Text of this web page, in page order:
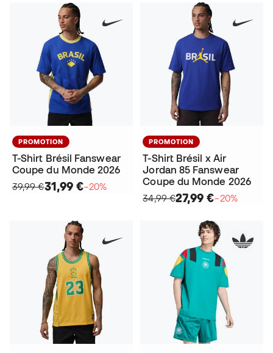
PROMOTION
T-Shirt Brésil Fanswear
Coupe du Monde 2026
39,99 €31,99 €−20%
PROMOTION
T-Shirt Brésil x Air
Jordan 85 Fanswear
Coupe du Monde 2026
34,99 €27,99 €−20%